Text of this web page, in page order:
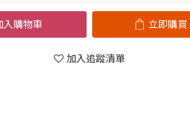
入購物車 立即購買
加入追蹤清單